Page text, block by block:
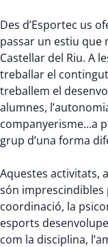
Des d’Esportec us
passar un estiu que
Castellar del Riu. A
treballar el
treballem el
alumnes,
companyerisme…a
grup d’una forma
Aquestes activitats,
són imprescindibles
coordinació, la
esports
com la disciplina,